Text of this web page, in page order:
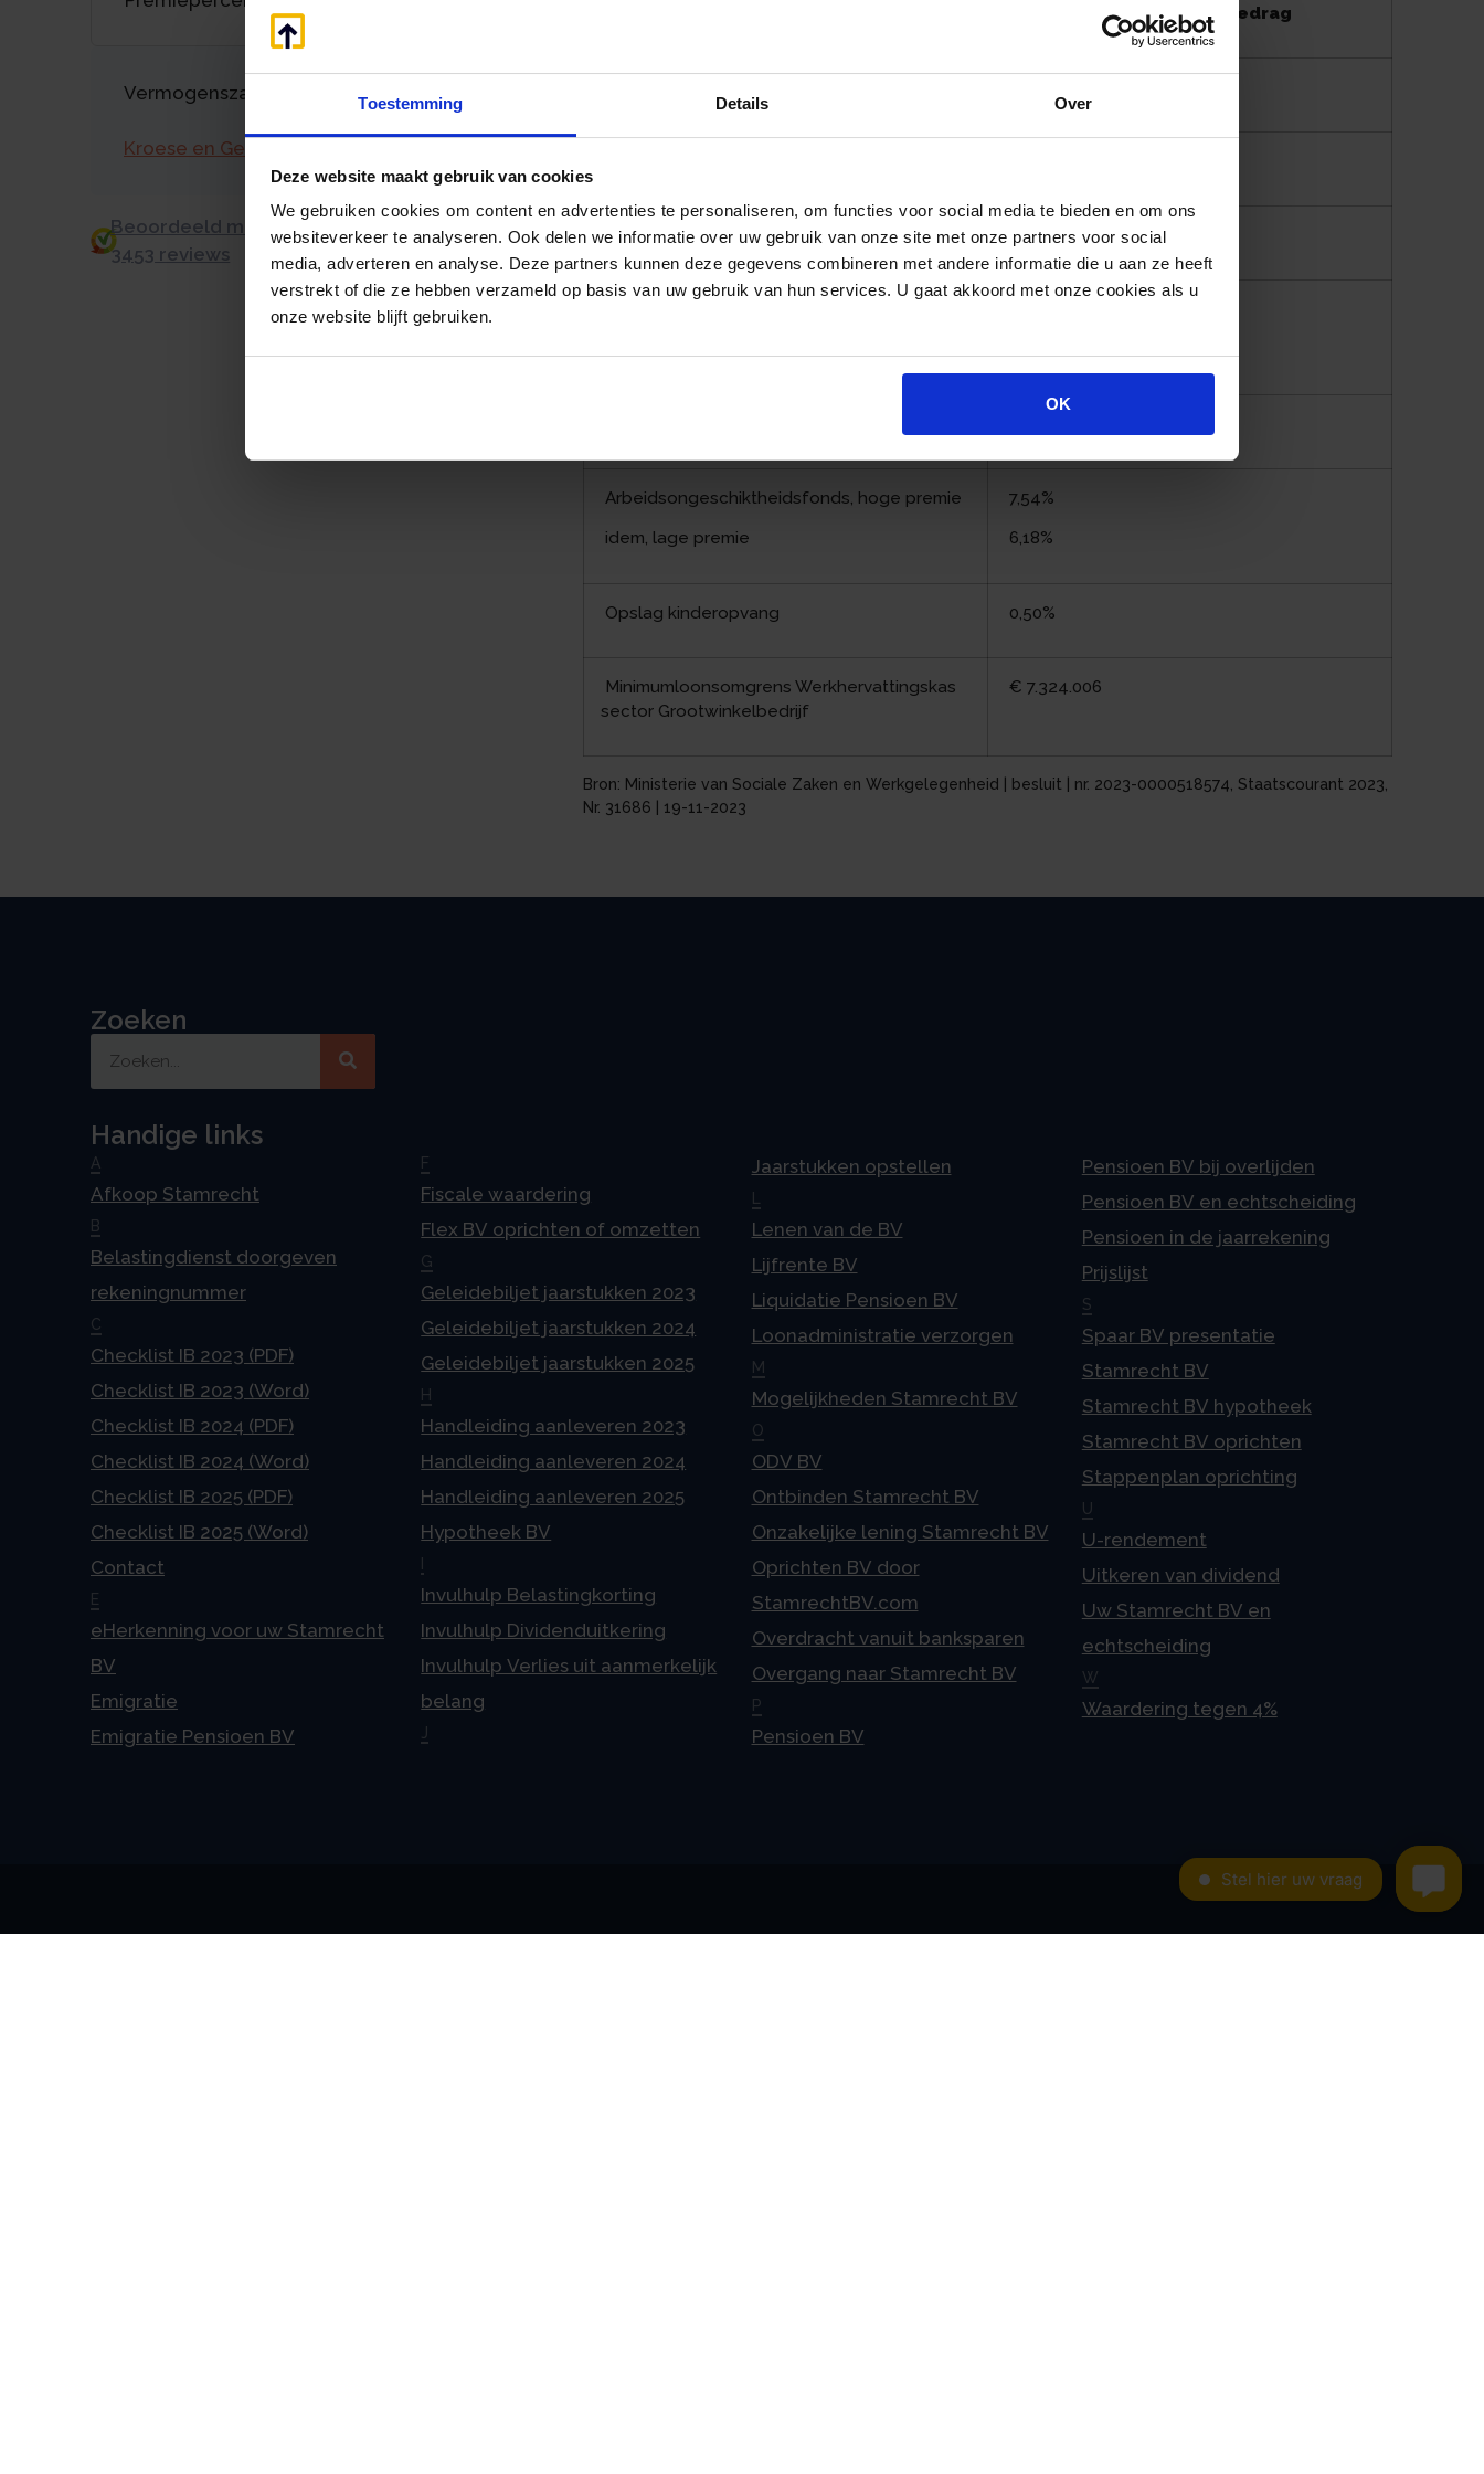
Toestemming Details Over
Deze website maakt gebruik van cookies
We gebruiken cookies om content en advertenties te personaliseren, om functies voor social media te bieden en om ons
websiteverkeer te analyseren. Ook delen we informatie over uw gebruik van onze site met onze partners voor social
media, adverteren en analyse. Deze partners kunnen deze gegevens combineren met andere informatie die u aan ze heeft
verstrekt of die ze hebben verzameld op basis van uw gebruik van hun services. U gaat akkoord met onze cookies als u
onze website blijft gebruiken.
OK
Vermogenszaken goed regelen?
Kroese en Geraerts
Beoordeeld met een 9.0 uit 10 op basis van
3453 reviews
Percentage of bedrag
Maximum premieloon € 71.628
Arbeidsongeschiktheidsfonds, hoge premie
idem, lage premie
7,54%
6,18%
Opslag kinderopvang 0,50%
Minimumloonsomgrens Werkhervattingskas
sector Grootwinkelbedrijf
€ 7.324.006
Bron: Ministerie van Sociale Zaken en Werkgelegenheid | besluit | nr. 2023-0000518574, Staatscourant 2023,
Nr. 31686 | 19-11-2023
Zoeken
Handige links
A
Afkoop Stamrecht
B
Belastingdienst doorgeven
rekeningnummer
C
Checklist IB 2023 (PDF)
Checklist IB 2023 (Word)
Checklist IB 2024 (PDF)
Checklist IB 2024 (Word)
Checklist IB 2025 (PDF)
Checklist IB 2025 (Word)
Contact
E
eHerkenning voor uw Stamrecht
BV
Emigratie
Emigratie Pensioen BV
F
Fiscale waardering
Flex BV oprichten of omzetten
G
Geleidebiljet jaarstukken 2023
Geleidebiljet jaarstukken 2024
Geleidebiljet jaarstukken 2025
H
Handleiding aanleveren 2023
Handleiding aanleveren 2024
Handleiding aanleveren 2025
Hypotheek BV
Invulhulp Belastingkorting
Invulhulp Dividenduitkering
Invulhulp Verlies uit aanmerkelijk
belang
Jaarstukken opstellen
Lenen van de BV
Lijfrente BV
Liquidatie Pensioen BV
Loonadministratie verzorgen
M
Mogelijkheden Stamrecht BV
O
ODV BV
Ontbinden Stamrecht BV
Onzakelijke lening Stamrecht BV
Oprichten BV door
StamrechtBV.com
Overdracht vanuit banksparen
Overgang naar Stamrecht BV
P
Pensioen BV
Pensioen BV bij overlijden
Pensioen BV en echtscheiding
Pensioen in de jaarrekening
Prijslijst
S
Spaar BV presentatie
Stamrecht BV
Stamrecht BV hypotheek
Stamrecht BV oprichten
Stappenplan oprichting
U
U-rendement
Uitkeren van dividend
Uw Stamrecht BV en
echtscheiding
W
Waardering tegen 4%